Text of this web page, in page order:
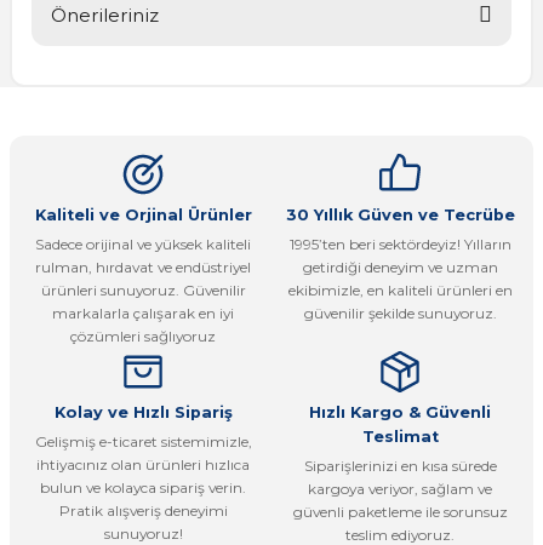
Önerileriniz
Görüş ve önerileriniz için teşekkür ederiz.
Ürün resmi kalitesiz, bozuk veya görüntülenemiyor.
Ürün açıklamasında eksik bilgiler bulunuyor.
Ürün bilgilerinde hatalar bulunuyor.
Ürün fiyatı diğer sitelerden daha pahalı.
Bu ürüne benzer farklı alternatifler olmalı.
Gönder
Kaliteli ve Orjinal Ürünler
Sadece orijinal ve yüksek kaliteli
rulman, hırdavat ve endüstriyel
ürünleri sunuyoruz. Güvenilir
markalarla çalışarak en iyi
çözümleri sağlıyoruz
30 Yıllık Güven ve Tecrübe
1995’ten beri sektördeyiz! Yılların
getirdiği deneyim ve uzman
ekibimizle, en kaliteli ürünleri en
güvenilir şekilde sunuyoruz.
Kolay ve Hızlı Sipariş
Gelişmiş e-ticaret sistemimizle,
ihtiyacınız olan ürünleri hızlıca
bulun ve kolayca sipariş verin.
Pratik alışveriş deneyimi
sunuyoruz!
Hızlı Kargo & Güvenli
Teslimat
Siparişlerinizi en kısa sürede
kargoya veriyor, sağlam ve
güvenli paketleme ile sorunsuz
teslim ediyoruz.